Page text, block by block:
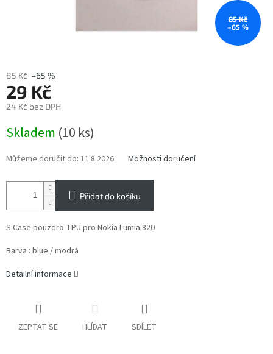
85 Kč
–65 %
85 Kč –65 %
29 Kč
24 Kč bez DPH
cena:
Skladem (10 ks)
Můžeme doručit do: 11.8.2026 Možnosti doručení
Přidat do košíku
S Case pouzdro TPU pro Nokia Lumia 820
Barva : blue / modrá
Detailní informace
ZEPTAT SE HLÍDAT SDÍLET